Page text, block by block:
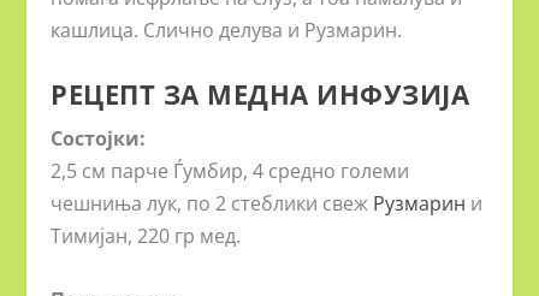
кашлица. Слично делува и Рузмарин.
РЕЦЕПТ ЗА МЕДНА ИНФУЗИЈА
Состојки:
2,5 см парче Ѓумбир, 4 средно големи
чешниња лук, по 2 стеблики свеж Рузмарин и
Тимијан, 220 гр мед.